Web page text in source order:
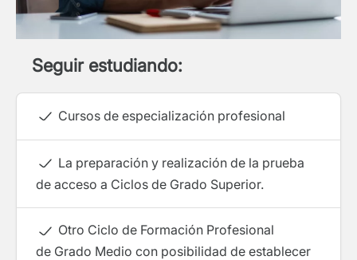
Seguir estudiando:
Cursos de especialización profesional
La preparación y realización de la prueba
de acceso a Ciclos de Grado Superior.
Otro Ciclo de Formación Profesional
de Grado Medio con posibilidad de establecer